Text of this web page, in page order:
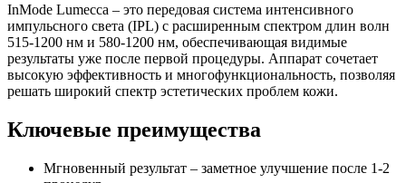
InMode Lumecca – это передовая система интенсивного
импульсного света (IPL) с расширенным спектром длин волн
515-1200 нм и 580-1200 нм, обеспечивающая видимые
результаты уже после первой процедуры. Аппарат сочетает
высокую эффективность и многофункциональность, позволяя
решать широкий спектр эстетических проблем кожи.
Ключевые преимущества
Мгновенный результат – заметное улучшение после 1-2